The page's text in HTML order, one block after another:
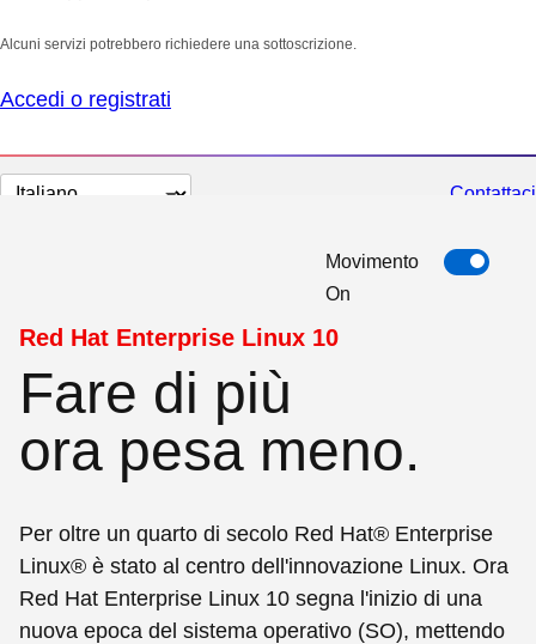
Alcuni servizi potrebbero richiedere una sottoscrizione.
Accedi o registrati
Cambia
Contattaci
Movimento
On
Red Hat Enterprise Linux 10
Fare di più
ora pesa meno.
Per oltre un quarto di secolo Red Hat® Enterprise
Linux® è stato al centro dell'innovazione Linux. Ora
Red Hat Enterprise Linux 10 segna l'inizio di una
nuova epoca del sistema operativo (SO), mettendo